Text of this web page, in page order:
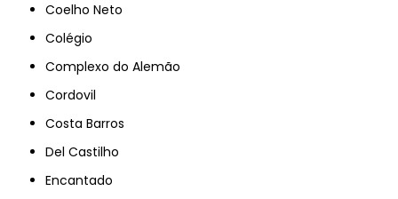
Coelho Neto
Colégio
Complexo do Alemão
Cordovil
Costa Barros
Del Castilho
Encantado